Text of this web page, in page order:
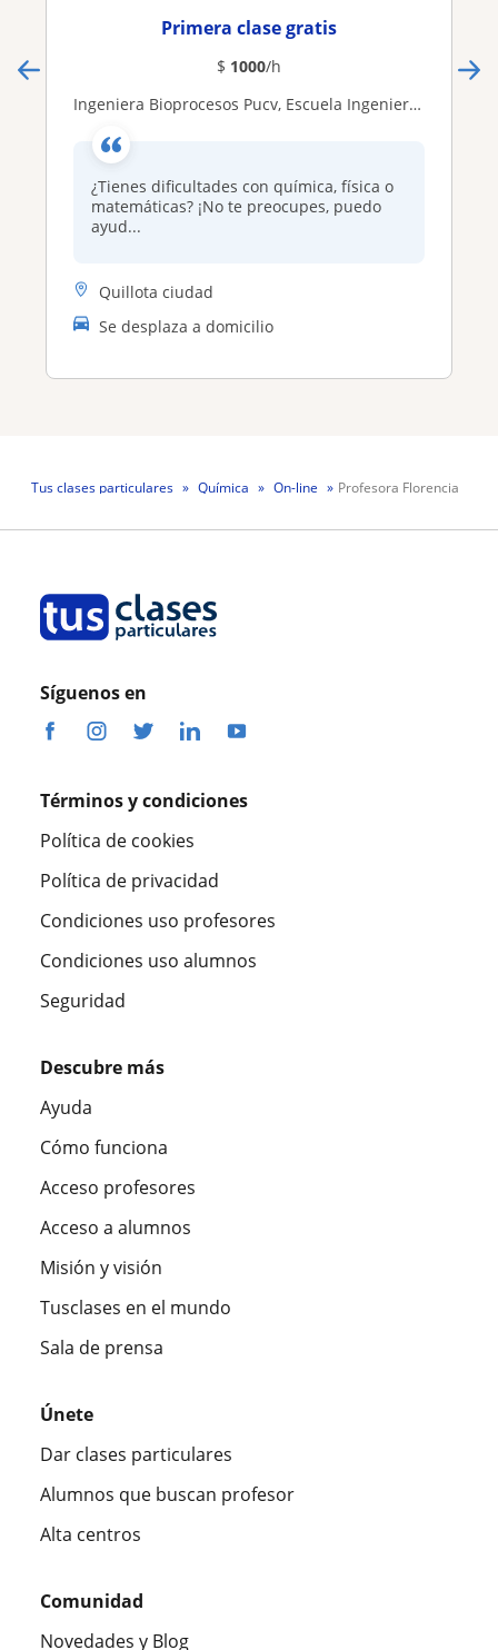
Primera clase gratis
$ 1000/h
Ingeniera Bioprocesos Pucv, Escuela Ingeniería Bioquímica, Magister en gestión ambiental Uv, Pedagogía Química Unab
¿Tienes dificultades con química, física o
matemáticas? ¡No te preocupes, puedo
ayud...
Quillota ciudad
Se desplaza a domicilio
Tus clases particulares Química On-line Profesora Florencia
Síguenos en
Términos y condiciones
Política de cookies
Política de privacidad
Condiciones uso profesores
Condiciones uso alumnos
Seguridad
Descubre más
Ayuda
Cómo funciona
Acceso profesores
Acceso a alumnos
Misión y visión
Tusclases en el mundo
Sala de prensa
Únete
Dar clases particulares
Alumnos que buscan profesor
Alta centros
Comunidad
Novedades y Blog